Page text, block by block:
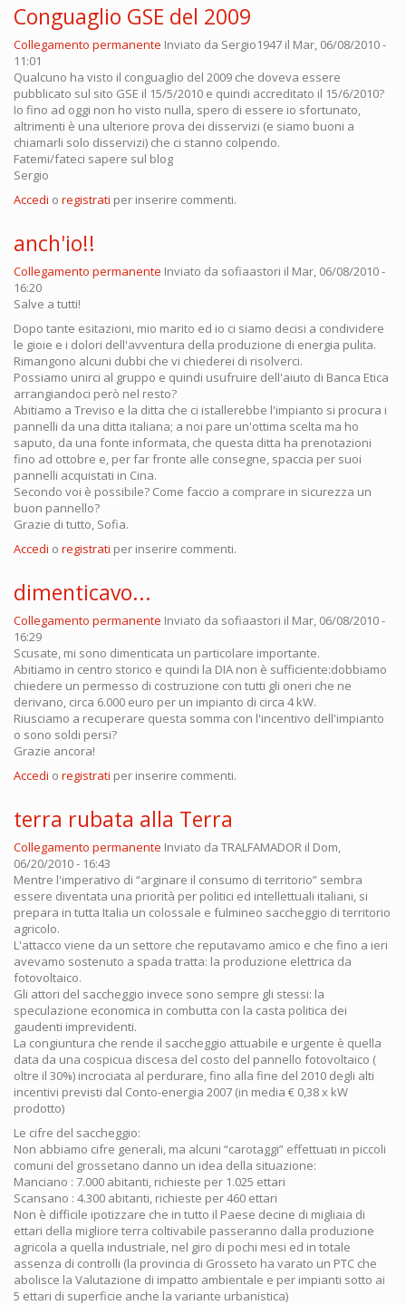
Conguaglio GSE del 2009
Collegamento permanente Inviato da Sergio1947 il Mar, 06/08/2010 -
11:01
Qualcuno ha visto il conguaglio del 2009 che doveva essere
pubblicato sul sito GSE il 15/5/2010 e quindi accreditato il 15/6/2010?
Io fino ad oggi non ho visto nulla, spero di essere io sfortunato,
altrimenti è una ulteriore prova dei disservizi (e siamo buoni a
chiamarli solo disservizi) che ci stanno colpendo.
Fatemi/fateci sapere sul blog
Sergio
Accedi o registrati per inserire commenti.
anch'io!!
Collegamento permanente Inviato da sofiaastori il Mar, 06/08/2010 -
16:20
Salve a tutti!
Dopo tante esitazioni, mio marito ed io ci siamo decisi a condividere
le gioie e i dolori dell'avventura della produzione di energia pulita.
Rimangono alcuni dubbi che vi chiederei di risolverci.
Possiamo unirci al gruppo e quindi usufruire dell'aiuto di Banca Etica
arrangiandoci però nel resto?
Abitiamo a Treviso e la ditta che ci istallerebbe l'impianto si procura i
pannelli da una ditta italiana; a noi pare un'ottima scelta ma ho
saputo, da una fonte informata, che questa ditta ha prenotazioni
fino ad ottobre e, per far fronte alle consegne, spaccia per suoi
pannelli acquistati in Cina.
Secondo voi è possibile? Come faccio a comprare in sicurezza un
buon pannello?
Grazie di tutto, Sofia.
Accedi o registrati per inserire commenti.
dimenticavo...
Collegamento permanente Inviato da sofiaastori il Mar, 06/08/2010 -
16:29
Scusate, mi sono dimenticata un particolare importante.
Abitiamo in centro storico e quindi la DIA non è sufficiente:dobbiamo
chiedere un permesso di costruzione con tutti gli oneri che ne
derivano, circa 6.000 euro per un impianto di circa 4 kW.
Riusciamo a recuperare questa somma con l'incentivo dell'impianto
o sono soldi persi?
Grazie ancora!
Accedi o registrati per inserire commenti.
terra rubata alla Terra
Collegamento permanente Inviato da TRALFAMADOR il Dom,
06/20/2010 - 16:43
Mentre l'imperativo di “arginare il consumo di territorio” sembra
essere diventata una priorità per politici ed intellettuali italiani, si
prepara in tutta Italia un colossale e fulmineo saccheggio di territorio
agricolo.
L'attacco viene da un settore che reputavamo amico e che fino a ieri
avevamo sostenuto a spada tratta: la produzione elettrica da
fotovoltaico.
Gli attori del saccheggio invece sono sempre gli stessi: la
speculazione economica in combutta con la casta politica dei
gaudenti imprevidenti.
La congiuntura che rende il saccheggio attuabile e urgente è quella
data da una cospicua discesa del costo del pannello fotovoltaico (
oltre il 30%) incrociata al perdurare, fino alla fine del 2010 degli alti
incentivi previsti dal Conto-energia 2007 (in media € 0,38 x kW
prodotto)
Le cifre del saccheggio:
Non abbiamo cifre generali, ma alcuni “carotaggi” effettuati in piccoli
comuni del grossetano danno un idea della situazione:
Manciano : 7.000 abitanti, richieste per 1.025 ettari
Scansano : 4.300 abitanti, richieste per 460 ettari
Non è difficile ipotizzare che in tutto il Paese decine di migliaia di
ettari della migliore terra coltivabile passeranno dalla produzione
agricola a quella industriale, nel giro di pochi mesi ed in totale
assenza di controlli (la provincia di Grosseto ha varato un PTC che
abolisce la Valutazione di impatto ambientale e per impianti sotto ai
5 ettari di superficie anche la variante urbanistica)